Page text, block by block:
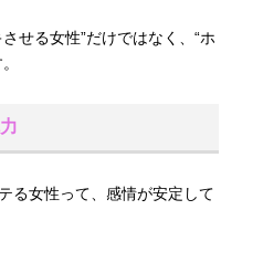
せる女性”だけではなく、“ホ
る女性って、感情が安定して